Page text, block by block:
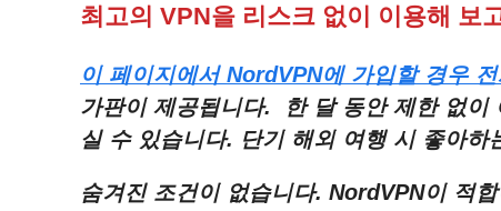
최고의 VPN을 리스크 없이 이용해 보
이 페이지에서NordVPN에 가입할 경우
가판이 제공됩니다. 한 달 동안 제한 없이
실 수 있습니다. 단기 해외 여행 시 좋아하
숨겨진 조건이 없습니다. NordVPN이 적